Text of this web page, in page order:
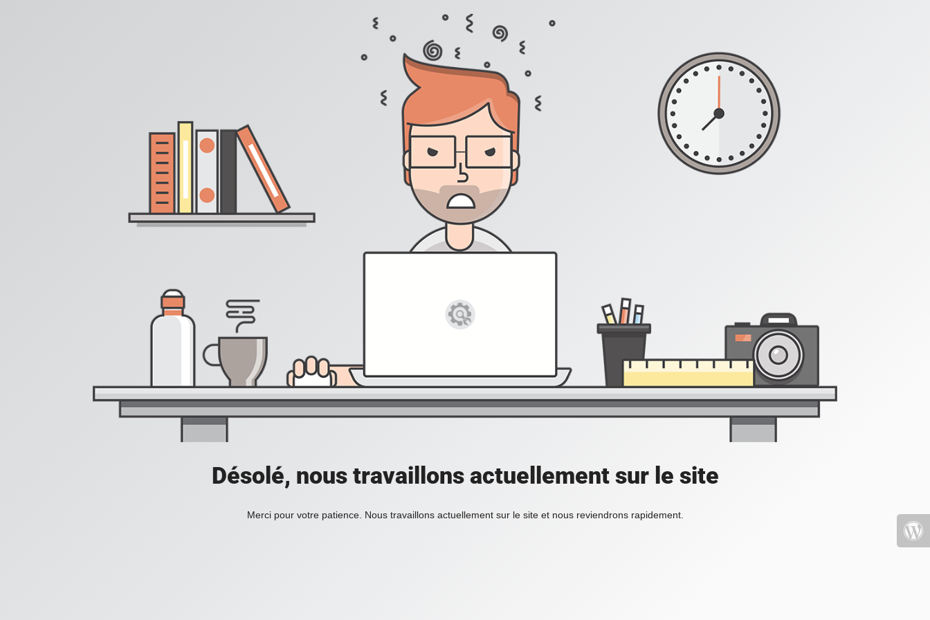
Désolé, nous travaillons actuellement sur le site
Merci pour votre patience. Nous travaillons actuellement sur le site et nous reviendrons rapidement.